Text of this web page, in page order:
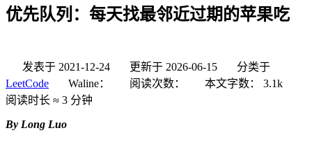
优先队列：每天找最邻近过期的苹果吃
发表于 2021-12-24 更新于 2026-06-15
分类于
LeetCode
Waline： 阅读次数： 本文字数：
3.1k
阅读时长 ≈ 3 分钟
By Long Luo